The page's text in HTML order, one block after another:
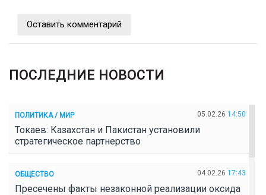
Оставить комментарий
ПОСЛЕДНИЕ НОВОСТИ
ПОЛИТИКА / МИР 05.02.26 14:50
Токаев: Казахстан и Пакистан установили
стратегическое партнерство
ОБЩЕСТВО 04.02.26 17:43
Пресечены факты незаконной реализации оксида